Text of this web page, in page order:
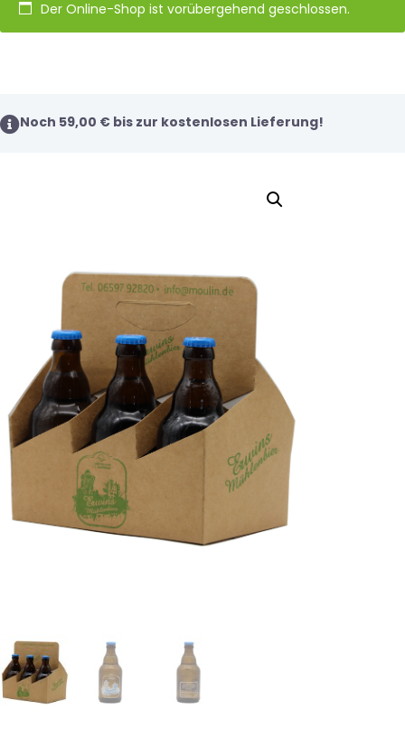
Der Online-Shop ist vorübergehend geschlossen.
Noch 59,00 € bis zur kostenlosen Lieferung!